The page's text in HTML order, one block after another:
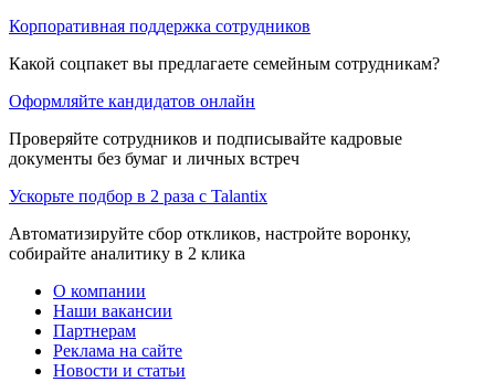
Корпоративная поддержка сотрудников
Какой соцпакет вы предлагаете семейным сотрудникам?
Оформляйте кандидатов онлайн
Проверяйте сотрудников и подписывайте кадровые
документы без бумаг и личных встреч
Ускорьте подбор в 2 раза с Talantix
Автоматизируйте сбор откликов, настройте воронку,
собирайте аналитику в 2 клика
О компании
Наши вакансии
Партнерам
Реклама на сайте
Новости и статьи